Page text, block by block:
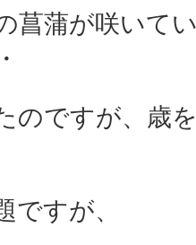
菖蒲が咲いて
のですが、歳
ですが、